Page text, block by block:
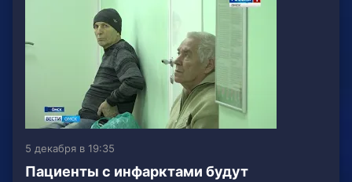
5 декабря в 19:35
Пациенты с инфарктами будут